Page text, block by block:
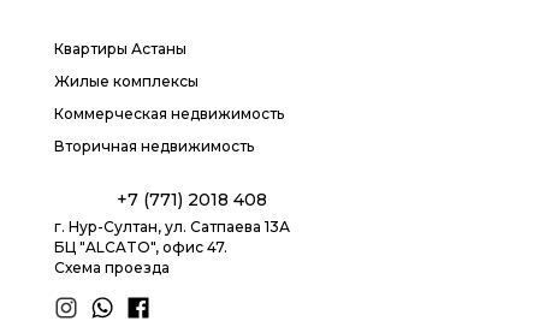
Квартиры Астаны
Жилые комплексы
Коммерческая недвижимость
Вторичная недвижимость
+7 (771) 2018 408
г. Нур-Султан, ул. Сатпаева 13А
БЦ "ALCATO", офис 47.
Схема проезда